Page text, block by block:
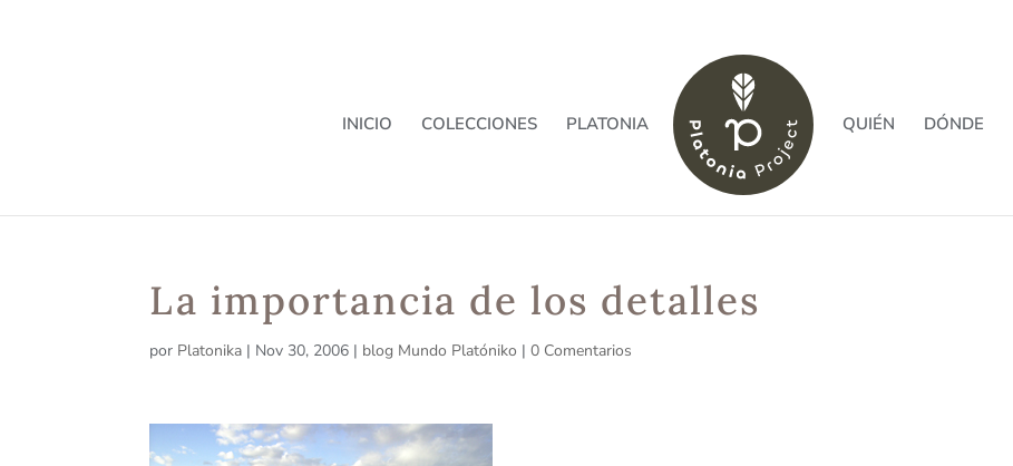
INICIO COLECCIONES PLATONIA QUIÉN DÓNDE
La importancia de los detalles
por Platonika | Nov 30, 2006 | blog Mundo Platóniko |0 Comentarios